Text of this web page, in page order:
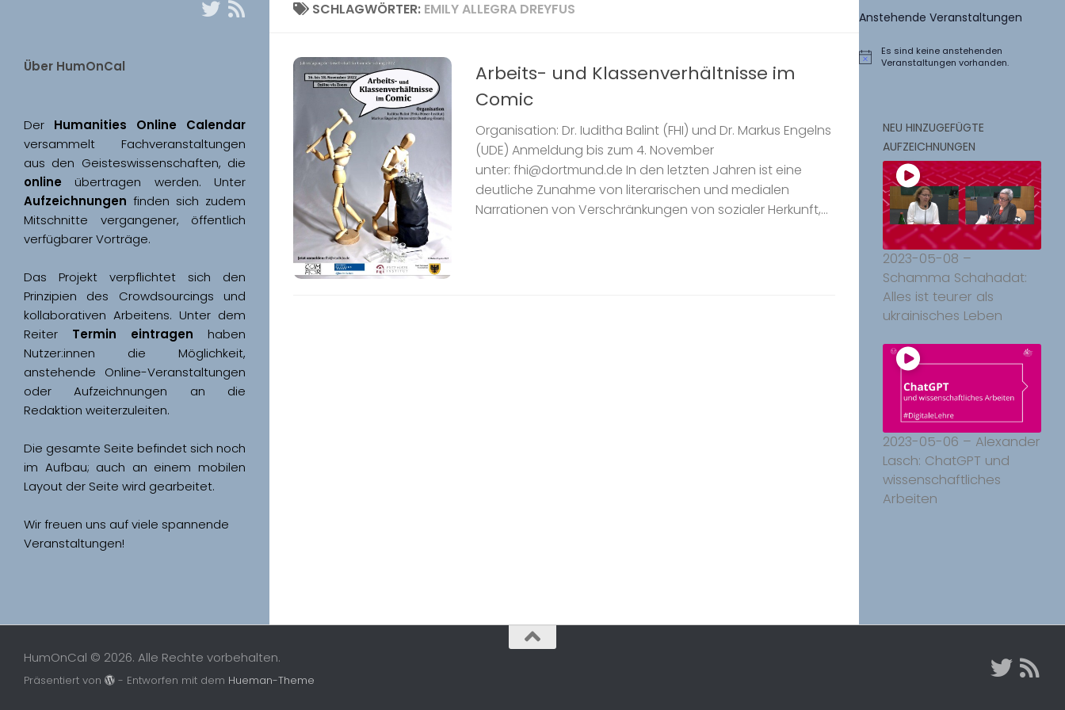
SCHLAGWÖRTER: EMILY ALLEGRA DREYFUS
Arbeits- und Klassenverhältnisse im
Comic
Organisation: Dr. Iuditha Balint (FHI) und Dr. Markus Engelns
(UDE) Anmeldung bis zum 4. November
unter: fhi@dortmund.de In den letzten Jahren ist eine
deutliche Zunahme von literarischen und medialen
Narrationen von Verschränkungen von sozialer Herkunft,...
Über HumOnCal
Der
versammelt Fachveranstaltungen
online
Aufzeichnungen finden sich zudem
Mitschnitte vergangener, öffentlich
Das Projekt verpflichtet sich den
Prinzipien des Crowdsourcings und
kollaborativen Arbeitens. Unter dem
Reiter Termin eintragen haben
Nutzer:innen die Möglichkeit,
anstehende Online-Veranstaltungen
oder Aufzeichnungen an die
Redaktion weiterzuleiten.
Die gesamte Seite befindet sich noch
im Aufbau; auch an einem mobilen
Wir freuen uns auf viele spannende
Veranstaltungen!
Anstehende Veranstaltungen
Hinweis
Es sind keine anstehenden
Veranstaltungen vorhanden.
NEU HINZUGEFÜGTE
AUFZEICHNUNGEN
2023-05-08 –
Schamma Schahadat:
Alles ist teurer als
ukrainisches Leben
2023-05-06 – Alexander
Lasch: ChatGPT und
wissenschaftliches
Arbeiten
HumOnCal © 2026. Alle Rechte vorbehalten.
Präsentiert von - Entworfen mit dem Hueman-Theme